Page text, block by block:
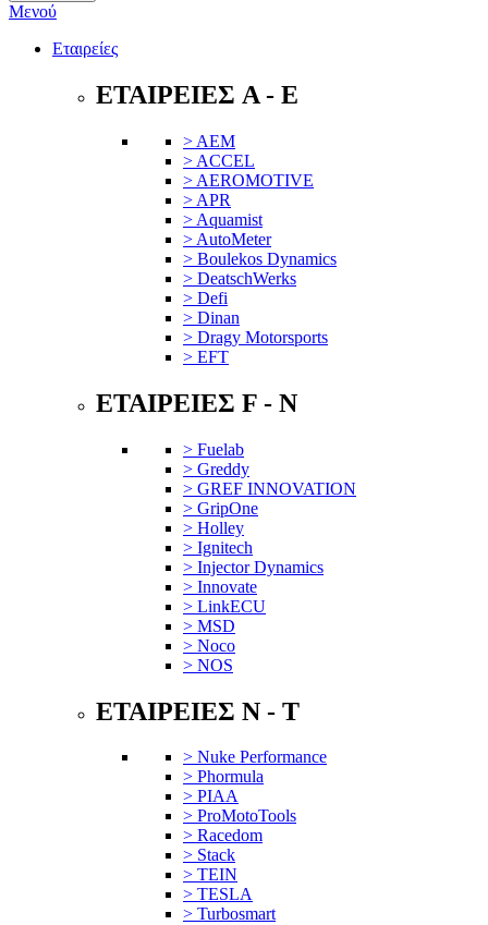
Μενού
Εταιρείες
ΕΤΑΙΡΕΙΕΣ A - E
> AEM
> ACCEL
> AEROMOTIVE
> APR
> Aquamist
> AutoMeter
> Boulekos Dynamics
> DeatschWerks
> Defi
> Dinan
> Dragy Motorsports
> EFT
ΕΤΑΙΡΕΙΕΣ F - N
> Fuelab
> Greddy
> GREF INNOVATION
> GripOne
> Holley
> Ignitech
> Injector Dynamics
> Innovate
> LinkECU
> MSD
> Noco
> NOS
ΕΤΑΙΡΕΙΕΣ N - T
> Nuke Performance
> Phormula
> PIAA
> ProMotoTools
> Racedom
> Stack
> TEIN
> TESLA
> Turbosmart